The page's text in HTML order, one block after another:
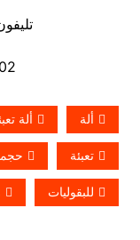
تليفون
002 كود
ألة ألة
تعبئة
للبقوليات